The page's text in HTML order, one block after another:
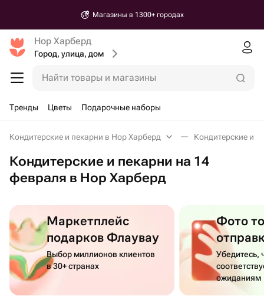
Магазины в 1300+ городах
Нор Харберд
Город, улица, дом
Найти товары и магазины
Тренды Цветы Подарочные наборы
Кондитерские и пекарни в Нор Харберд Кондитерские и
Кондитерские и пекарни на 14
февраля в Нор Харберд
Маркетплейс
подарков Флаувау
Выбор миллионов клиентов
в 30+ странах
Фото
Убедитесь,
ожиданиям